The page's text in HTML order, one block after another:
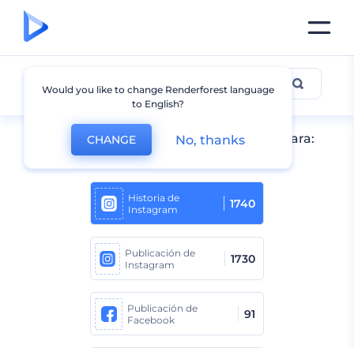
Todos los diseños
Resultados de búsqueda del formato para:
instagram
Historia de
Instagram
1740
Publicación de
Instagram
1730
Publicación de
Facebook
91
Would you like to change Renderforest language
to English?
CHANGE No, thanks